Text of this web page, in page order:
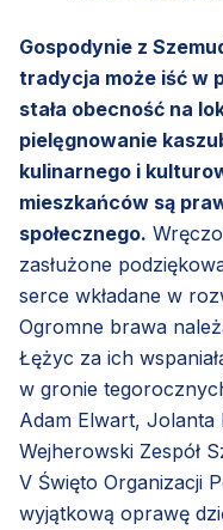
Gospodynie z
tradycja może iść w
stała obecność na
pielęgnowanie
kulinarnego i
mieszkańców są
społecznego.
zasłużone
serce wkładane w
Ogromne brawa
Łężyc za ich
w gronie
Adam Elwart, Jolanta
Wejherowski Zespół
V Święto Organizacji
wyjątkową oprawę